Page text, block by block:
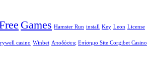
Games Hamster Run install Key Leon License
casino Winbet Αποδόσεις Επίσημο Site Corgibet Casino